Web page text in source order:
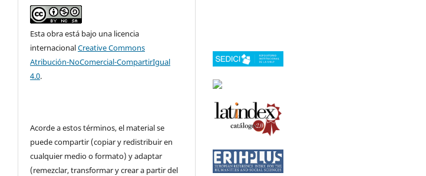
Esta obra está bajo una licencia
internacionalCreative Commons
Atribución-NoComercial-CompartirIgual
4.0.
Acorde a estos términos, el material se
puede compartir (copiar y redistribuir en
cualquier medio o formato) y adaptar
(remezclar, transformar y crear a partir del